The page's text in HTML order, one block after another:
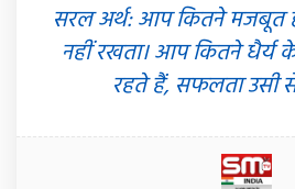
सरल अर्थ: आप कितने मजबूत
नहीं रखता। आप कितने
रहते हैं, सफलता उसी